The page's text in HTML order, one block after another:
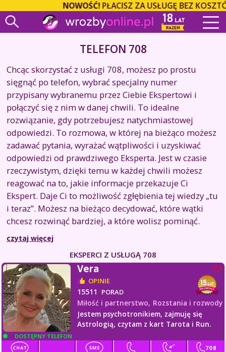
NOWOŚĆ!PŁACISZ ZA USŁUGĘ BEZ
TELEFON 708
Chcąc skorzystać z usługi 708, możesz po prostu
sięgnąć po telefon, wybrać specjalny numer
przypisany wybranemu przez Ciebie Ekspertowi i
połączyć się z nim w danej chwili. To idealne
rozwiązanie, gdy potrzebujesz natychmiastowej
odpowiedzi. To rozmowa, w której na bieżąco możesz
zadawać pytania, wyrażać wątpliwości i uzyskiwać
odpowiedzi od prawdziwego Eksperta. Jest w czasie
rzeczywistym, dzięki temu w każdej chwili możesz
reagować na to, jakie informacje przekazuje Ci
Ekspert. Daje Ci to możliwość zgłębienia tej wiedzy „tu
i teraz”. Możesz na bieżąco decydować, które wątki
chcesz rozwinąć bardziej, a które wolisz pominąć.
czytaj więcej
EKSPERCI Z USŁUGĄ 708
DOSTĘPNY TELEFON
Vera
OPINIE
15511 PORAD
Miłość i partnerstwo, Rozstania i rozwody
Jestem psychotronikiem, zajmuję się
Astrologią, czytam z kart Tarota i Run.